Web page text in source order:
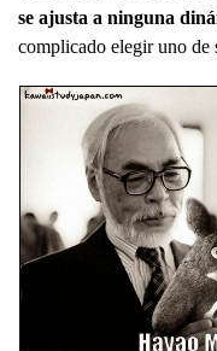
se ajusta a ninguna
complicado elegir uno